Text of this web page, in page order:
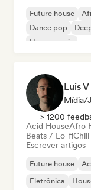
Future house
Dance pop
House music
Luis V
Mídia/
> 1200
Acid HouseAfro
Beats / Lo-fiChill
Escrever artigos
Future house
Eletrônica